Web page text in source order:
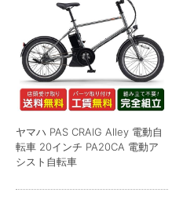
ヤマハ PAS CRAIG Alley 電動自
転車 20インチ PA20CA 電動ア
シスト自転車